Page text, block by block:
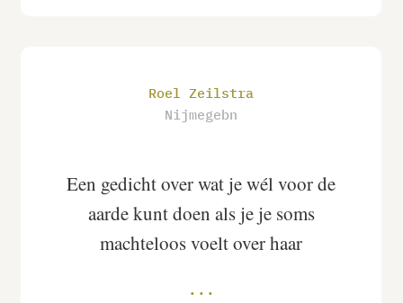
Roel Zeilstra
Nijmegebn
Een gedicht over wat je wél voor de
aarde kunt doen als je je soms
machteloos voelt over haar